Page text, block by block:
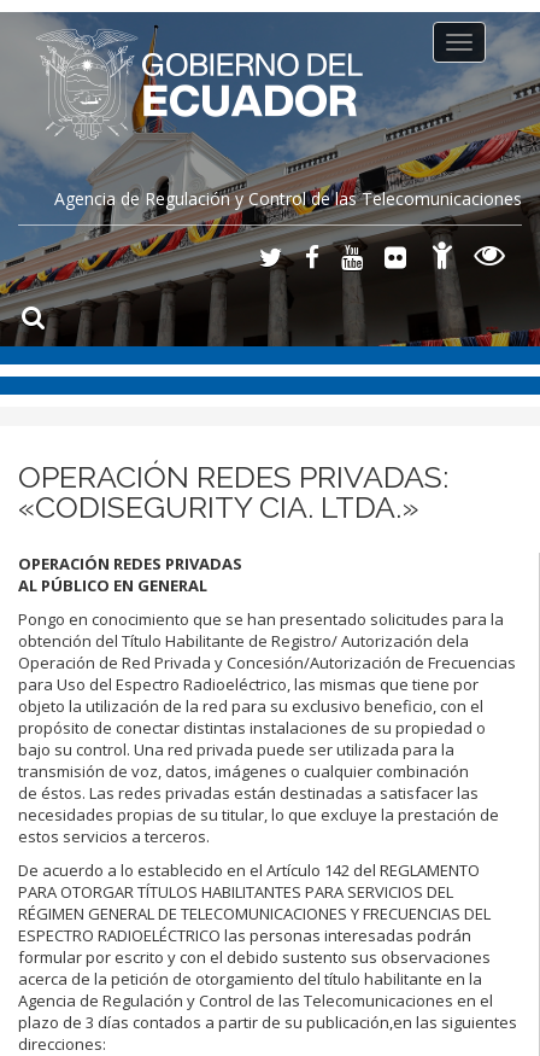
Agencia de Regulación y Control de las Telecomunicaciones
Toggle
navigation
OPERACIÓN REDES PRIVADAS:
«CODISEGURITY CIA. LTDA.»
OPERACIÓN REDES PRIVADAS
AL PÚBLICO EN GENERAL
Pongo en conocimiento que se han presentado solicitudes para la
obtención del Título Habilitante de Registro/ Autorización dela
Operación de Red Privada y Concesión/Autorización de Frecuencias
para Uso del Espectro Radioeléctrico, las mismas que tiene por
objeto la utilización de la red para su exclusivo beneficio, con el
propósito de conectar distintas instalaciones de su propiedad o
bajo su control. Una red privada puede ser utilizada para la
transmisión de voz, datos, imágenes o cualquier combinación
de éstos. Las redes privadas están destinadas a satisfacer las
necesidades propias de su titular, lo que excluye la prestación de
estos servicios a terceros.
De acuerdo a lo establecido en el Artículo 142 del REGLAMENTO
PARA OTORGAR TÍTULOS HABILITANTES PARA SERVICIOS DEL
RÉGIMEN GENERAL DE TELECOMUNICACIONES Y FRECUENCIAS DEL
ESPECTRO RADIOELÉCTRICO las personas interesadas podrán
formular por escrito y con el debido sustento sus observaciones
acerca de la petición de otorgamiento del título habilitante en la
Agencia de Regulación y Control de las Telecomunicaciones en el
plazo de 3 días contados a partir de su publicación,en las siguientes
direcciones: